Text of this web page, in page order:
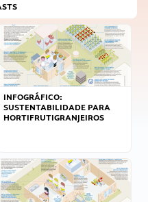
INFOGRÁFICO:
SUSTENTABILIDADE PARA
HORTIFRUTIGRANJEIROS